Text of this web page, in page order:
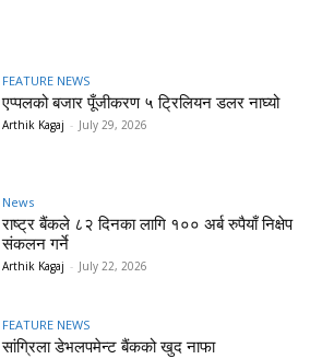
FEATURE NEWS
एप्पलको बजार पूँजीकरण ५ ट्रिलियन डलर नाघ्यो
Arthik Kagaj - July 29, 2026
News
राष्ट्र बैंकले ८२ दिनका लागि १०० अर्ब रुपैयाँ निक्षेप
संकलन गर्ने
Arthik Kagaj - July 22, 2026
FEATURE NEWS
सांग्रिला डेभलपमेन्ट बैंकको खुद नाफा